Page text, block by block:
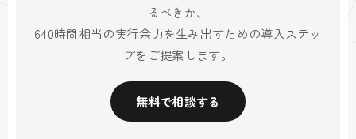
るべきか、
640時間相当の実行余力を生み出すための導入ステッ
プをご提案します。
無料で相談する